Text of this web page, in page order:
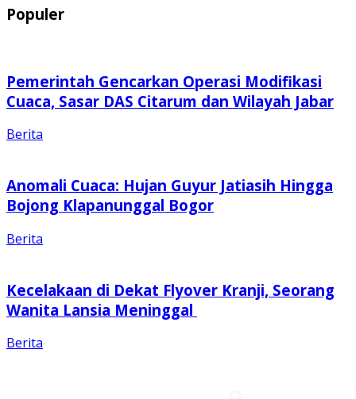
Populer
Pemerintah Gencarkan Operasi Modifikasi
Cuaca, Sasar DAS Citarum dan Wilayah Jabar
Berita
Anomali Cuaca: Hujan Guyur Jatiasih Hingga
Bojong Klapanunggal Bogor
Berita
Kecelakaan di Dekat Flyover Kranji, Seorang
Wanita Lansia Meninggal
Berita